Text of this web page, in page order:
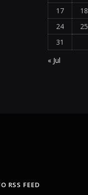
17
18
24
25
31
« Jul
RSS FEED